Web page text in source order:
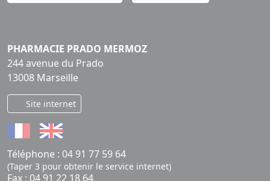
PHARMACIE PRADO MERMOZ
244 avenue du Prado
13008 Marseille
Site internet
Téléphone : 04 91 77 59 64
(Taper 3 pour obtenir le service internet)
Fax : 04 91 22 18 64